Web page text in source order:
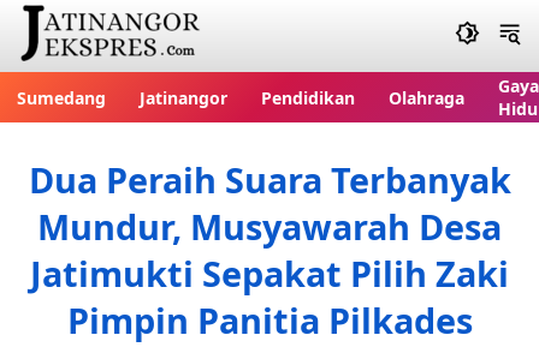
Sumedang Jatinangor Pendidikan Olahraga
Gaya
Dua Peraih Suara Terbanyak
Mundur, Musyawarah Desa
Jatimukti Sepakat Pilih Zaki
Pimpin Panitia Pilkades